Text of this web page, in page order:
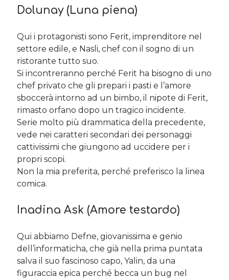
Dolunay (Luna piena)
Qui i protagonisti sono Ferit, imprenditore nel
settore edile, e Nasli, chef con il sogno di un
ristorante tutto suo.
Si incontreranno perché Ferit ha bisogno di uno
chef privato che gli prepari i pasti e l’amore
sboccerà intorno ad un bimbo, il nipote di Ferit,
rimasto orfano dopo un tragico incidente.
Serie molto più drammatica della precedente,
vede nei caratteri secondari dei personaggi
cattivissimi che giungono ad uccidere per i
propri scopi.
Non la mia preferita, perché preferisco la linea
comica.
Inadina Ask (Amore testardo)
Qui abbiamo Defne, giovanissima e genio
dell’informaticha, che già nella prima puntata
salva il suo fascinoso capo, Yalin, da una
figuraccia epica perché becca un bug nel